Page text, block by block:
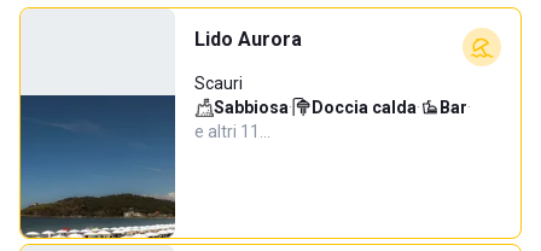
Lido Aurora
Scauri
Sabbiosa· Doccia calda· Bar·
e altri 11…